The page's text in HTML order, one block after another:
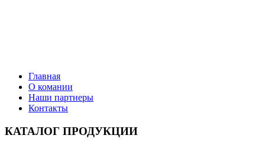
Главная
О комании
Наши партнеры
Контакты
КАТАЛОГ ПРОДУКЦИИ